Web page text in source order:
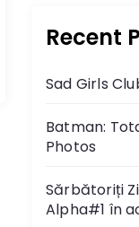
Recent
Sad Girls
Batman:
Photos
Sărbătoriți
Alpha#1 în